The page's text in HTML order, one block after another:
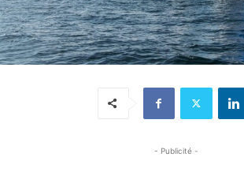
- Publicité -